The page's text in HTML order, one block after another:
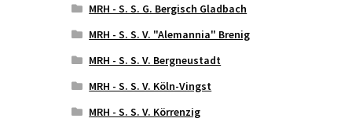
MRH - S. S. G. Bergisch Gladbach
MRH - S. S. V. "Alemannia" Brenig
MRH - S. S. V. Bergneustadt
MRH - S. S. V. Köln-Vingst
MRH - S. S. V. Körrenzig